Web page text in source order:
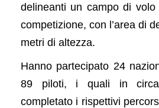
delineanti un campo di
competizione, con l’area di
metri di altezza.
Hanno partecipato 24
89 piloti, i quali in
completato i rispettivi